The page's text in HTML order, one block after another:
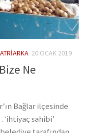
20 OCAK 2019
Ne
Bağlar ilçesinde
sahibi’